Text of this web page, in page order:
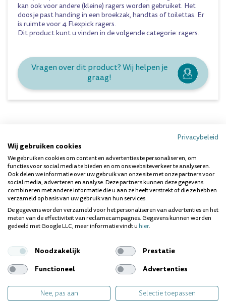
kan ook voor andere (kleine) ragers worden gebruiket. Het
doosje past handing in een broekzak, handtas of toilettas. Er
is ruimte voor 4 Flexpick ragers.
Dit product kunt u vinden in de volgende categorie: ragers.
Vragen over dit product? Wij helpen je
graag!
Ieder gebit is uniek. Heb je
een specifieke vraag?
Wij geven jou graag
persoonlijk antwoord.
Contact opnemen
Privacybeleid
Wij gebruiken cookies
We gebruiken cookies om content en advertenties te personaliseren, om
functies voor social media te bieden en om ons websiteverkeer te analyseren.
Ook delen we informatie over uw gebruik van onze site met onze partners voor
social media, adverteren en analyse. Deze partners kunnen deze gegevens
combineren met andere informatie die u aan ze heeft verstrekt of die ze hebben
verzameld op basis van uw gebruik van hun services.
De gegevens worden verzameld voor het personaliseren van advertenties en het
meten van de effectiviteit van reclamecampagnes. Gegevens kunnen worden
gedeeld met Google LLC, meer informatie vindt uhier.
Noodzakelijk
Prestatie
Functioneel
Advertenties
Nee, pas aan
Selectie toepassen